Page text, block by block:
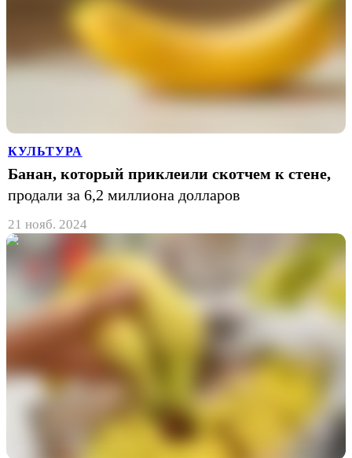
КУЛЬТУРА
Банан, который приклеили скотчем к стене,
продали за 6,2 миллиона долларов
21 нояб. 2024